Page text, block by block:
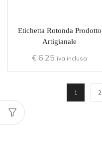
Etichetta Rotonda Prodotto
Artigianale
€ 6,25 iva inclusa
1 2